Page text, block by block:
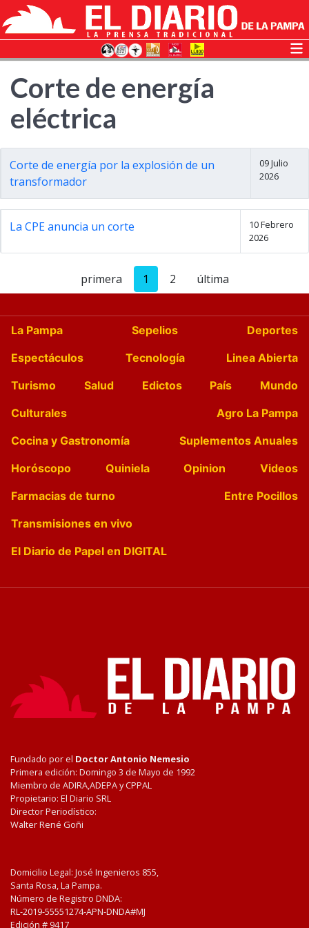
Corte de energía
eléctrica
Corte de energía por la explosión de un
transformador
09 Julio
2026
La CPE anuncia un corte
10 Febrero
2026
primera 1 2 última
La Pampa Sepelios
Deportes
Espectáculos
Tecnología
Linea Abierta
Turismo
Salud Edictos País
Mundo
Culturales
Agro La Pampa
Cocina y Gastronomía
Suplementos Anuales
Horóscopo
Quiniela Opinion
Videos
Farmacias de turno
Entre Pocillos
Transmisiones en vivo
El Diario de Papel en DIGITAL
Fundado por el Doctor Antonio Nemesio
Primera edición: Domingo 3 de Mayo de 1992
Miembro de ADIRA,ADEPA y CPPAL
Propietario: El Diario SRL
Director Periodístico:
Walter René Goñi
Domicilio Legal: José Ingenieros 855,
Santa Rosa, La Pampa.
Número de Registro DNDA:
RL-2019-55551274-APN-DNDA#MJ
Edición # 9417